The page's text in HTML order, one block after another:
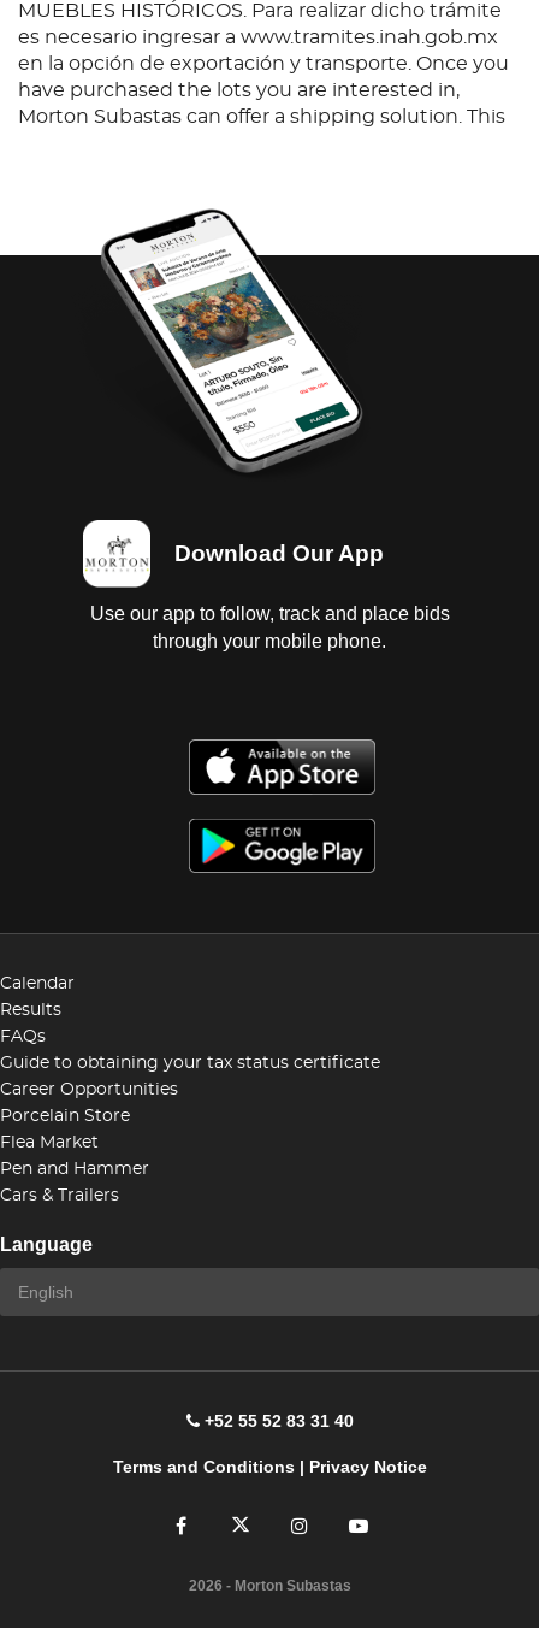
MUEBLES HISTÓRICOS. Para realizar dicho trámite
es necesario ingresar a www.tramites.inah.gob.mx
en la opción de exportación y transporte. Once you
have purchased the lots you are interested in,
Morton Subastas can offer a shipping solution. This
Download Our App
Use our app to follow, track and place bids
through your mobile phone.
Calendar
Results
FAQs
Guide to obtaining your tax status certificate
Career Opportunities
Porcelain Store
Flea Market
Pen and Hammer
Cars & Trailers
Language
+52 55 52 83 31 40
Terms and Conditions| Privacy Notice
2026 - Morton Subastas